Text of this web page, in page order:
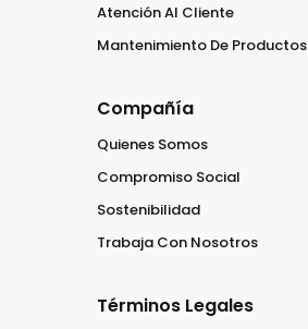
Atención Al Cliente
Mantenimiento De Productos
Compañía
Quienes Somos
Compromiso Social
Sostenibilidad
Trabaja Con Nosotros
Términos Legales